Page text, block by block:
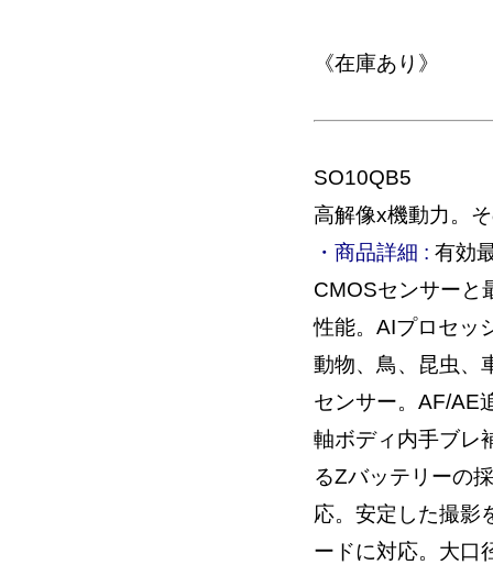
《在庫あり》
SO10QB5
高解像x機動力。
・商品詳細 : 有効
CMOSセンサーと
性能。AIプロセッ
動物、鳥、昆虫、
センサー。AF/AE
軸ボディ内手ブレ
るZバッテリーの
応。安定した撮影
ードに対応。大口